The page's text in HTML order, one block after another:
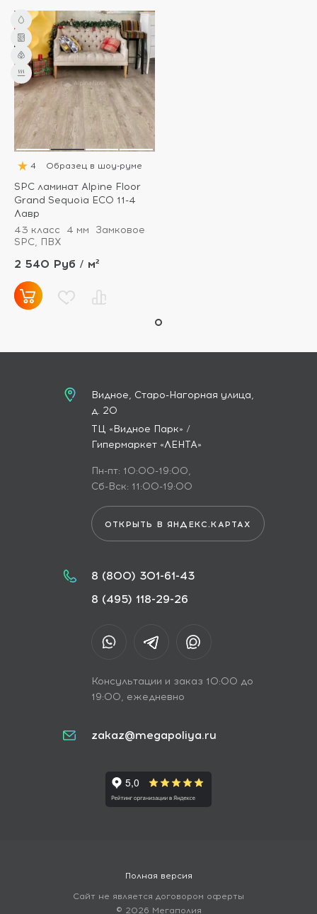
4 Образец в шоу-руме
SPC ламинат Alpine Floor
Grand Sequoia ECO 11-4
Лавр
43 класс
4 мм
Замковое
SPC, ПВХ
2 540 Руб / м²
Видное, Старо-Нагорная улица,
д. 20
ТЦ «Видное Парк» /
Гипермаркет «ЛЕНТА»
Пн-пт: 10:00-19:00,
Сб-Вск: 11:00-19:00
ОТКРЫТЬ В ЯНДЕКС.КАРТАХ
8 (800) 301-61-43
8 (495) 118-29-26
Консультации и заказ 10:00 до
19:00, ежедневно
zakaz@megapoliya.ru
Полная версия
Сайт не является договором оферты
© 2026 Мегаполия